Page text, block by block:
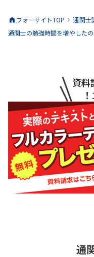
フォーサイトTOP 通関士
通関士の勉強時間を増やした
資料
通